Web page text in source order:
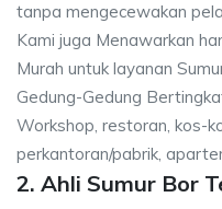
tanpa mengecewakan
Kami juga Menawarkan
Murah untuk layanan
Gedung-Gedung
Workshop, restoran, kos-
perkantoran/pabrik,
2. Ahli Sumur Bor